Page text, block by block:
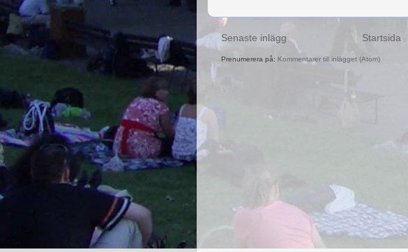
Senaste inlägg Startsida
Prenumerera på: Kommentarer till inlägget (Atom)